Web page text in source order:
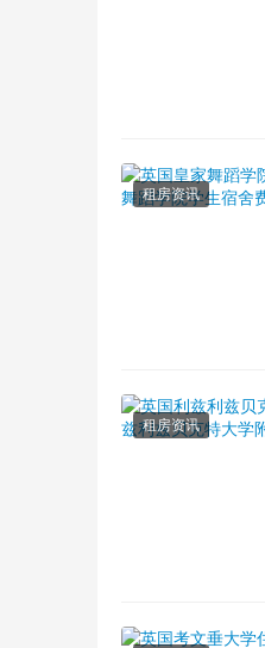
租房资讯
租房资讯